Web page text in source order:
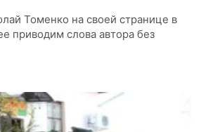
Томенко на своей странице в
приводим слова автора без